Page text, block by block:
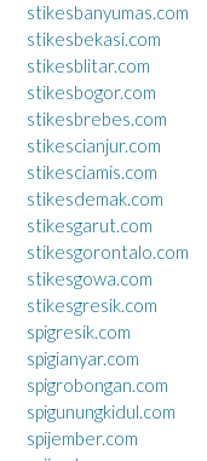
stikesbanyumas.com
stikesbekasi.com
stikesblitar.com
stikesbogor.com
stikesbrebes.com
stikescianjur.com
stikesciamis.com
stikesdemak.com
stikesgarut.com
stikesgorontalo.com
stikesgowa.com
stikesgresik.com
spigresik.com
spigianyar.com
spigrobongan.com
spigunungkidul.com
spijember.com